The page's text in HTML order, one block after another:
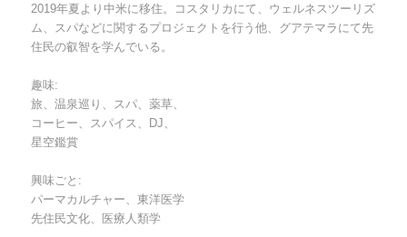
2019年夏より中米に移住。コスタリカにて、ウェルネスツーリズ
ム、スパなどに関するプロジェクトを行う他、グアテマラにて先
住民の叡智を学んでいる。
趣味:
旅、温泉巡り、スパ、薬草、
コーヒー、スパイス、DJ、
星空鑑賞
興味ごと:
パーマカルチャー、東洋医学
先住民文化、医療人類学